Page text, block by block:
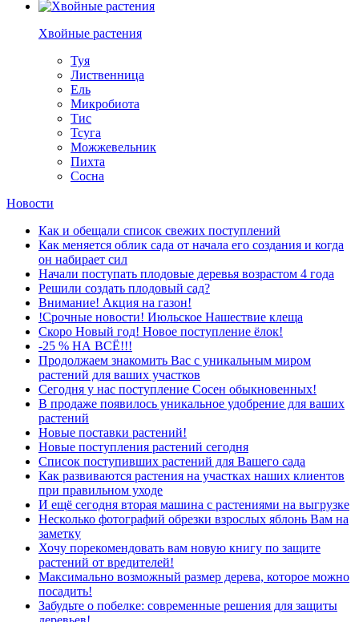
Хвойные растения
Туя
Лиственница
Ель
Микробиота
Тис
Тсуга
Можжевельник
Пихта
Сосна
Новости
Как и обещали список свежих поступлений
Как меняется облик сада от начала его создания и когда
он набирает сил
Начали поступать плодовые деревья возрастом 4 года
Решили создать плодовый сад?
Внимание! Акция на газон!
!Срочные новости! Июльское Нашествие клеща
Скоро Новый год! Новое поступление ёлок!
-25 % НА ВСЁ!!!
Продолжаем знакомить Вас с уникальным миром
растений для ваших участков
Сегодня у нас поступление Сосен обыкновенных!
В продаже появилось уникальное удобрение для ваших
растений
Новые поставки растений!
Новые поступления растений сегодня
Список поступивших растений для Вашего сада
Как развиваются растения на участках наших клиентов
при правильном уходе
И ещё сегодня вторая машина с растениями на выгрузке
Несколько фотографий обрезки взрослых яблонь Вам на
заметку
Хочу порекомендовать вам новую книгу по защите
растений от вредителей!
Максимально возможный размер дерева, которое можно
посадить!
Забудьте о побелке: современные решения для защиты